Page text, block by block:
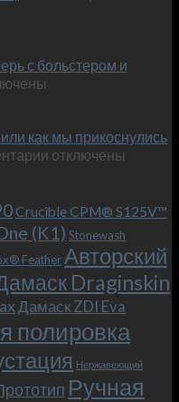
–
и
KeyOne
с больстером и
как мы прикоснулись
к
Макс
(Mad
Max),
или
как
мы
прикоснулись
к
фильма.
отключены
Crucible CPM® S125V™
(K1) Stonewash
FeatherАвторский
Draginskin
Дамаск ZDI Eva
полировка
Нержавеющий
Ручная